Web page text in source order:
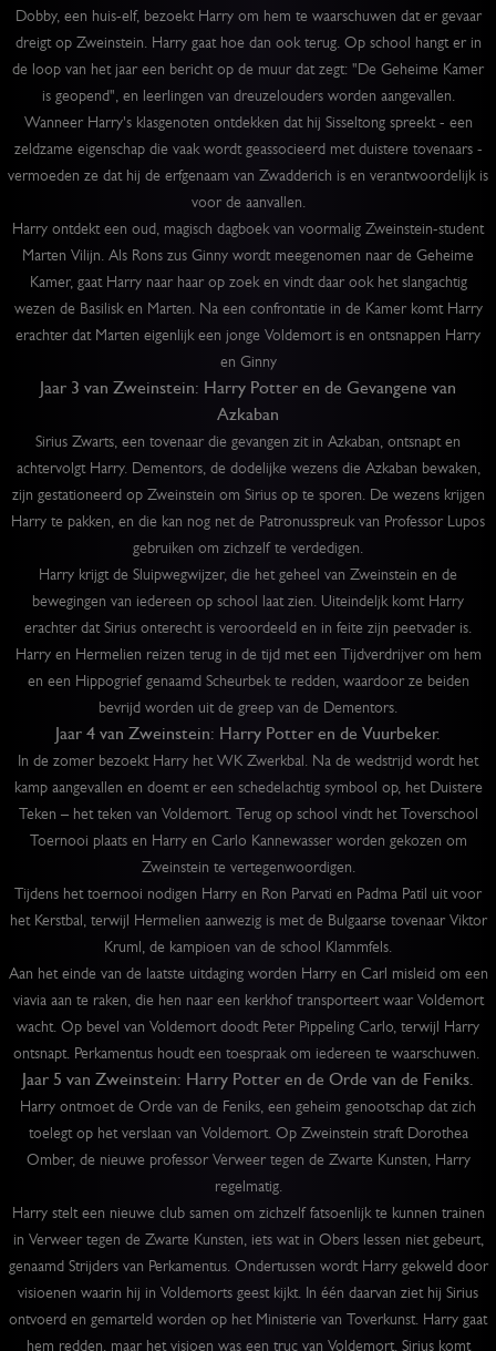
Dobby, een huis-elf, bezoekt Harry om hem te waarschuwen dat er gevaar
dreigt op Zweinstein. Harry gaat hoe dan ook terug. Op school hangt er in
de loop van het jaar een bericht op de muur dat zegt: "De Geheime Kamer
is geopend", en leerlingen van dreuzelouders worden aangevallen.
Wanneer Harry's klasgenoten ontdekken dat hij Sisseltong spreekt - een
zeldzame eigenschap die vaak wordt geassocieerd met duistere tovenaars -
vermoeden ze dat hij de erfgenaam van Zwadderich is en verantwoordelijk is
voor de aanvallen.
Harry ontdekt een oud, magisch dagboek van voormalig Zweinstein-student
Marten Vilijn. Als Rons zus Ginny wordt meegenomen naar de Geheime
Kamer, gaat Harry naar haar op zoek en vindt daar ook het slangachtig
wezen de Basilisk en Marten. Na een confrontatie in de Kamer komt Harry
erachter dat Marten eigenlijk een jonge Voldemort is en ontsnappen Harry
en Ginny
Jaar 3 van Zweinstein: Harry Potter en de Gevangene van
Azkaban
Sirius Zwarts, een tovenaar die gevangen zit in Azkaban, ontsnapt en
achtervolgt Harry. Dementors, de dodelijke wezens die Azkaban bewaken,
zijn gestationeerd op Zweinstein om Sirius op te sporen. De wezens krijgen
Harry te pakken, en die kan nog net de Patronusspreuk van Professor Lupos
gebruiken om zichzelf te verdedigen.
Harry krijgt de Sluipwegwijzer, die het geheel van Zweinstein en de
bewegingen van iedereen op school laat zien. Uiteindeljk komt Harry
erachter dat Sirius onterecht is veroordeeld en in feite zijn peetvader is.
Harry en Hermelien reizen terug in de tijd met een Tijdverdrijver om hem
en een Hippogrief genaamd Scheurbek te redden, waardoor ze beiden
bevrijd worden uit de greep van de Dementors.
Jaar 4 van Zweinstein: Harry Potter en de Vuurbeker.
In de zomer bezoekt Harry het WK Zwerkbal. Na de wedstrijd wordt het
kamp aangevallen en doemt er een schedelachtig symbool op, het Duistere
Teken – het teken van Voldemort. Terug op school vindt het Toverschool
Toernooi plaats en Harry en Carlo Kannewasser worden gekozen om
Zweinstein te vertegenwoordigen.
Tijdens het toernooi nodigen Harry en Ron Parvati en Padma Patil uit voor
het Kerstbal, terwijl Hermelien aanwezig is met de Bulgaarse tovenaar Viktor
Kruml, de kampioen van de school Klammfels.
Aan het einde van de laatste uitdaging worden Harry en Carl misleid om een
viavia aan te raken, die hen naar een kerkhof transporteert waar Voldemort
wacht. Op bevel van Voldemort doodt Peter Pippeling Carlo, terwijl Harry
ontsnapt. Perkamentus houdt een toespraak om iedereen te waarschuwen.
Jaar 5 van Zweinstein: Harry Potter en de Orde van de Feniks.
Harry ontmoet de Orde van de Feniks, een geheim genootschap dat zich
toelegt op het verslaan van Voldemort. Op Zweinstein straft Dorothea
Omber, de nieuwe professor Verweer tegen de Zwarte Kunsten, Harry
regelmatig.
Harry stelt een nieuwe club samen om zichzelf fatsoenlijk te kunnen trainen
in Verweer tegen de Zwarte Kunsten, iets wat in Obers lessen niet gebeurt,
genaamd Strijders van Perkamentus. Ondertussen wordt Harry gekweld door
visioenen waarin hij in Voldemorts geest kijkt. In één daarvan ziet hij Sirius
ontvoerd en gemarteld worden op het Ministerie van Toverkunst. Harry gaat
hem redden, maar het visioen was een truc van Voldemort. Sirius komt